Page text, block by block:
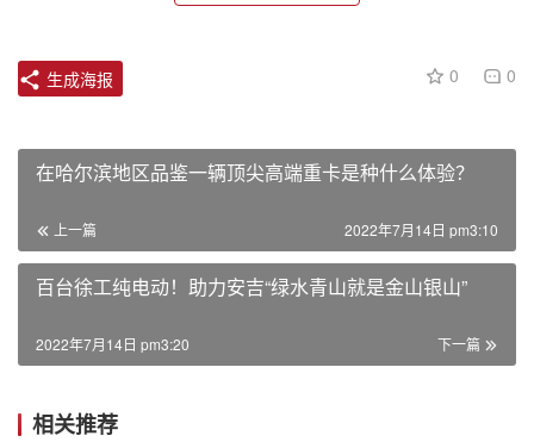
0 0
生成海报
在哈尔滨地区品鉴一辆顶尖高端重卡是种什么体验？
上一篇 2022年7月14日 pm3:10
百台徐工纯电动！助力安吉“绿水青山就是金山银山”
下一篇
2022年7月14日 pm3:20
相关推荐